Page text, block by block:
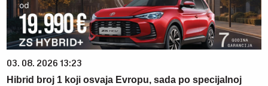
03. 08. 2026 13:23
Hibrid broj 1 koji osvaja Evropu, sada po specijalnoj